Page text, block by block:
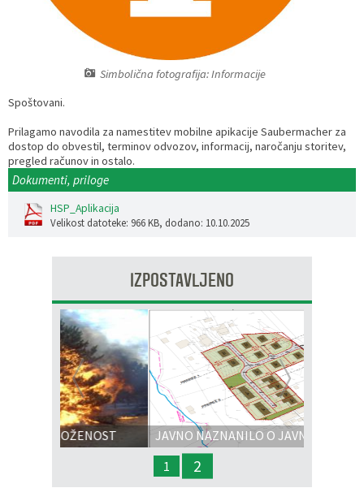
Simbolična fotografija: Informacije
Spoštovani.
Prilagamo navodila za namestitev mobilne apikacije Saubermacher za
dostop do obvestil, terminov odvozov, informacij, naročanju storitev,
pregled računov in ostalo.
Dokumenti, priloge
HSP_Aplikacija
Velikost datoteke: 966 KB, dodano: 10.10.2025
IZPOSTAVLJENO
JAVNO NAZNANILO O JAVNI RAZGRNITVI
IN JAVNI OBRAVNAVI - OPPN na območju
OP8/009 – stanovanjsko območje Dobrava 3
Prejšnja
1 2
Razvojni programi
Fotogalerija
Vizitka
Predstavniki občine v svetih zavodov
Prijave in pobude
Splošni akti občine
Informacije javnega značaja
Lokalne volitve
Varuhov kotiček
Delovni čas zdravnikov
Lokacije defibrilatorjev